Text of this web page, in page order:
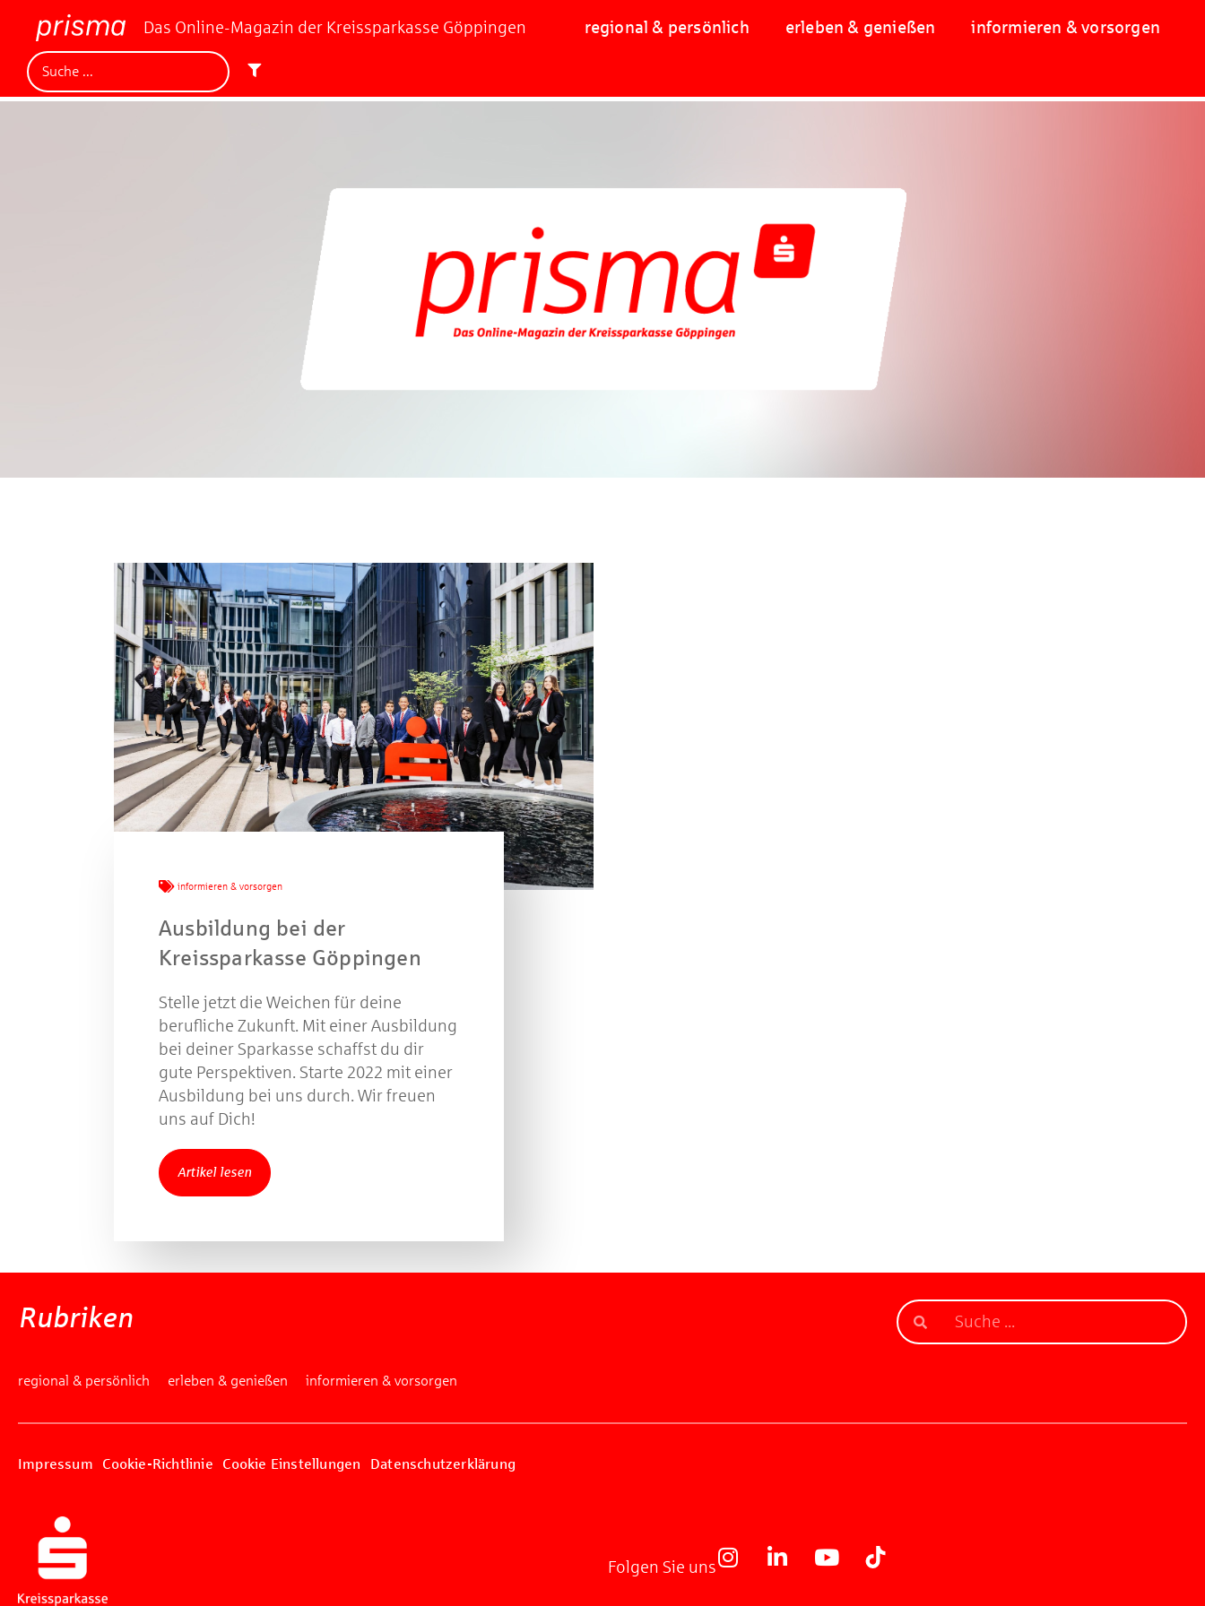
Das Online-Magazin der Kreissparkasse Göppingen regional & persönlich erleben & genießen informieren & vorsorgen
informieren & vorsorgen
Ausbildung bei der
Kreissparkasse Göppingen
Stelle jetzt die Weichen für deine
berufliche Zukunft. Mit einer Ausbildung
bei deiner Sparkasse schaffst du dir
gute Perspektiven. Starte 2022 mit einer
Ausbildung bei uns durch. Wir freuen
uns auf Dich!
Artikel lesen
Rubriken
regional & persönlich erleben & genießen informieren & vorsorgen
Impressum Cookie-Richtlinie Cookie Einstellungen Datenschutzerklärung
Folgen Sie uns
Jetzt mitmachen und gewinnen!
Machen Sie mit bei unserem Gewinnspiel! Bis 31. Dezember 2021
verlosen wir 10 Gutscheine des Treffpunkt Gold der
Kreissparkasse Göppingen im Wert von je 30 Euro.
Beantworten Sie einfach folgende Frage:
Welches Jubiläum feiert die Kreissparkasse Göppingen in
diesem Jahr?